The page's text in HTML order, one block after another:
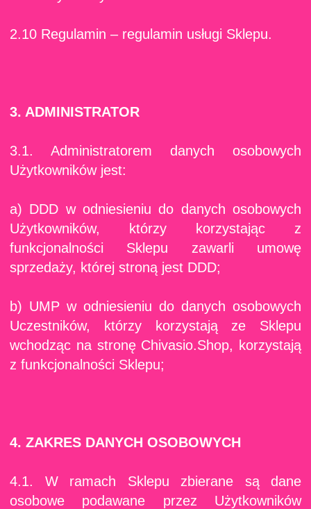
2.10 Regulamin – regulamin usługi Sklepu.
3. ADMINISTRATOR
3.1. Administratorem danych osobowych
Użytkowników jest:
a) DDD w odniesieniu do danych osobowych
Użytkowników, którzy korzystając z
funkcjonalności Sklepu zawarli umowę
sprzedaży, której stroną jest DDD;
b) UMP w odniesieniu do danych osobowych
Uczestników, którzy korzystają ze Sklepu
wchodząc na stronę Chivasio.Shop, korzystają
z funkcjonalności Sklepu;
4. ZAKRES DANYCH OSOBOWYCH
4.1. W ramach Sklepu zbierane są dane
osobowe podawane przez Użytkowników